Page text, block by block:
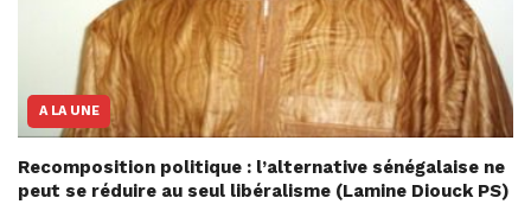
A LA UNE
Recomposition politique : l’alternative sénégalaise ne
peut se réduire au seul libéralisme (Lamine Diouck PS)